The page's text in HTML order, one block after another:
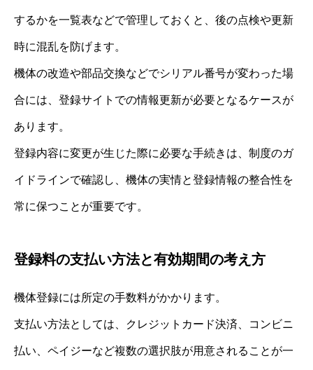
するかを一覧表などで管理しておくと、後の点検や更新
時に混乱を防げます。
機体の改造や部品交換などでシリアル番号が変わった場
合には、登録サイトでの情報更新が必要となるケースが
あります。
登録内容に変更が生じた際に必要な手続きは、制度のガ
イドラインで確認し、機体の実情と登録情報の整合性を
常に保つことが重要です。
登録料の支払い方法と有効期間の考え方
機体登録には所定の手数料がかかります。
支払い方法としては、クレジットカード決済、コンビニ
払い、ペイジーなど複数の選択肢が用意されることが一